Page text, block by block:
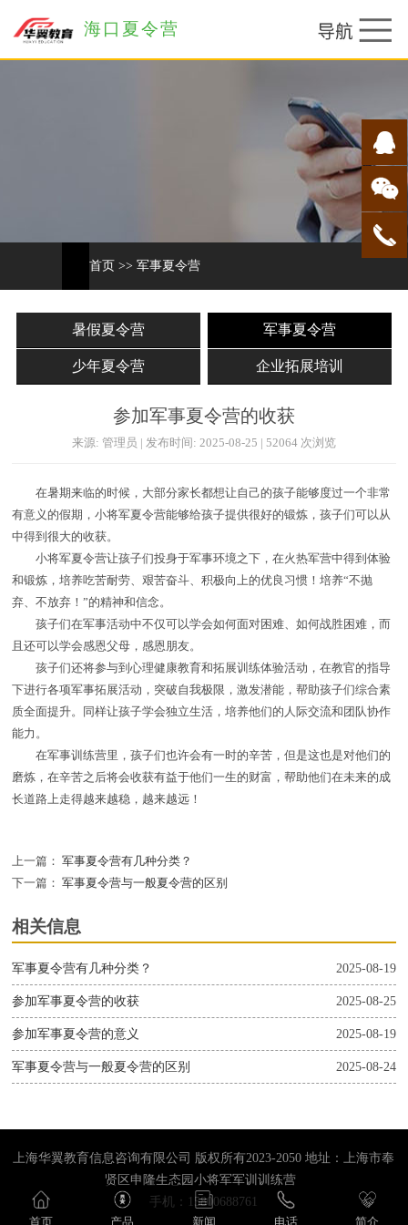
海口夏令营
首页 >> 军事夏令营
暑假夏令营 军事夏令营
少年夏令营 企业拓展培训
参加军事夏令营的收获
来源: 管理员 | 发布时间: 2025-08-25 | 52064 次浏览
在暑期来临的时候，大部分家长都想让自己的孩子能够度过一个非常
有意义的假期，小将军夏令营能够给孩子提供很好的锻炼，孩子们可以从
中得到很大的收获。
小将军夏令营让孩子们投身于军事环境之下，在火热军营中得到体验
和锻炼，培养吃苦耐劳、艰苦奋斗、积极向上的优良习惯！培养“不抛
弃、不放弃！”的精神和信念。
孩子们在军事活动中不仅可以学会如何面对困难、如何战胜困难，而
且还可以学会感恩父母，感恩朋友。
孩子们还将参与到心理健康教育和拓展训练体验活动，在教官的指导
下进行各项军事拓展活动，突破自我极限，激发潜能，帮助孩子们综合素
质全面提升。同样让孩子学会独立生活，培养他们的人际交流和团队协作
能力。
在军事训练营里，孩子们也许会有一时的辛苦，但是这也是对他们的
磨炼，在辛苦之后将会收获有益于他们一生的财富，帮助他们在未来的成
长道路上走得越来越稳，越来越远！
上一篇： 军事夏令营有几种分类？
下一篇： 军事夏令营与一般夏令营的区别
相关信息
2025-08-19
军事夏令营有几种分类？
2025-08-25
参加军事夏令营的收获
2025-08-19
参加军事夏令营的意义
2025-08-24
军事夏令营与一般夏令营的区别
上海华翼教育信息咨询有限公司 版权所有2023-2050 地址：上海市奉
贤区申隆生态园小将军军训训练营
手机：15800688761
首页 产品 新闻 电话 简介